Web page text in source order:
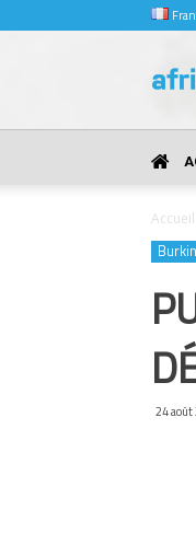
Accueil
24 août